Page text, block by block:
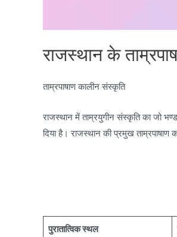
राजस्थान के
ताम्रपाषाण कालीन संस्कृति
राजस्थान में ताम्रयुगीन संस्कृति का जो
दिया है। राजस्थान की प्रमुख
पुरातात्विक स्थल